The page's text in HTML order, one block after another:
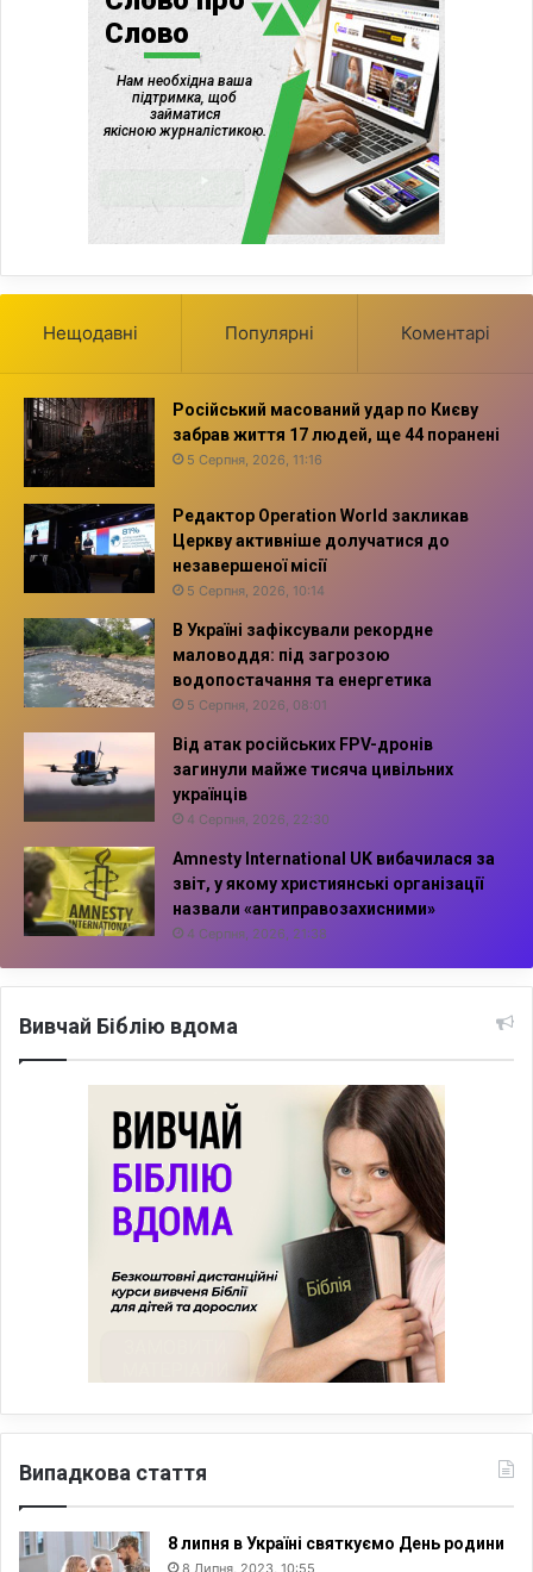
Нещодавні Популярні Коментарі
Російський масований удар по Києву
забрав життя 17 людей, ще 44 поранені
5 Серпня, 2026, 11:16
Редактор Operation World закликав
Церкву активніше долучатися до
незавершеної місії
5 Серпня, 2026, 10:14
В Україні зафіксували рекордне
маловоддя: під загрозою
водопостачання та енергетика
5 Серпня, 2026, 08:01
Від атак російських FPV-дронів
загинули майже тисяча цивільних
українців
4 Серпня, 2026, 22:30
Amnesty International UK вибачилася за
звіт, у якому християнські організації
назвали «антиправозахисними»
4 Серпня, 2026, 21:38
Вивчай Біблію вдома
Випадкова стаття
8 липня в Україні святкуємо День родини
8 Липня, 2023, 10:55